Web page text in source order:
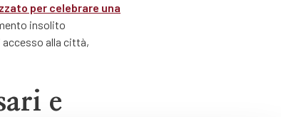
per celebrare una
insolito
accesso alla città,
e